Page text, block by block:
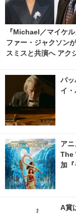
『Michael／マイケ
ファー・ジャクソン
スミスと共演へ アク
バッ
イ
ア
The
加『
A賞